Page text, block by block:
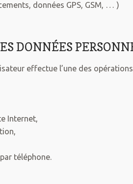
données GPS, GSM, … )
DONNÉES
effectue l’une des
Internet,
téléphone.